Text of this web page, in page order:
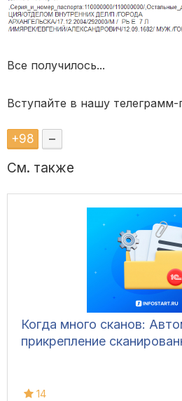
Все получилось...
Вступайте в нашу телеграмм-
+98 –
См. также
Когда много сканов:
прикрепление
14